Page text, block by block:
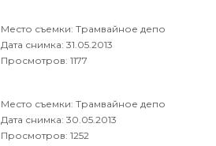
Место съемки: Трамвайное депо
Дата снимка: 31.05.2013
Просмотров: 1177
Место съемки: Трамвайное депо
Дата снимка: 30.05.2013
Просмотров: 1252